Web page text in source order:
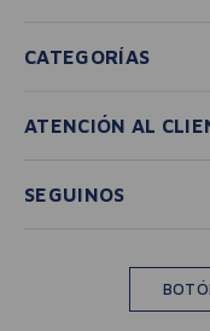
CATEGORÍAS
ATENCIÓN AL
SEGUINOS